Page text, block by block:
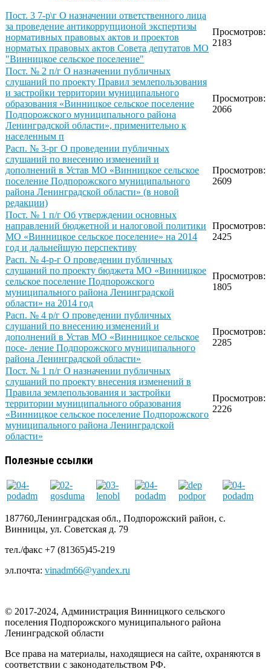
Пост. 3 7-р\г О назначении ответственного лица
за проведение антикоррупционой экспертизы
нормативных правовых актов и проектов
норматых правовых актов Совета депутатов МО
"Винницкое сельское поселение"
Просмотров:
2183
Пост. № 2 п/г О назначении публичных
слушаний по проекту Правил землепользования
и застройки территории муниципального
образования «Винницкое сельское поселение
Подпорожского муниципального района
Ленинградской области», применительно к
населенным п
Просмотров:
2066
Расп. № 3-рг О проведении публичных
слушаний по внесению изменений и
дополнений в Устав МО «Винницкое сельское
поселение Подпорожского муниципального
района Ленинградской области» (в новой
редакции)
Просмотров:
2609
Пост. № 1 п/г Об утверждении основных
направлений бюджетной и налоговой политики
МО «Винницкое сельское поселение» на 2014
год и дальнейшую перспективу
Просмотров:
2425
Расп. № 4-р-г О проведении публичных
слушаний по проекту бюджета МО «Винницкое
сельское поселение Подпорожского
муниципального района Ленинградской
области» на 2014 год
Просмотров:
1805
Расп. № 4 р/г О проведении публичных
слушаний по внесению изменений и
дополнений в Устав МО «Винницкое сельское
посе- ление Подпорожского муниципального
района Ленинградской области»
Просмотров:
2285
Пост. № 1 п/г О назначении публичных
слушаний по проекту внесения изменений в
Правила землепользования и застройки
территории муниципального образования
«Винницкое сельское поселение Подпорожского
муниципального района Ленинградской
области»
Просмотров:
2226
Полезные ссылки
187760,Ленинградская обл., Подпорожский район, с.
Винницы, ул. Советская д. 79
тел./факс +7 (81365)45-219
эл.почта: vinadm66@yandex.ru
© 2017-2024, Администрация Винницкого сельского
поселения Подпорожского муниципального района
Ленинградской области
Все права на материалы, находящиеся на сайте, охраняются в
соответствии с законодательством РФ.